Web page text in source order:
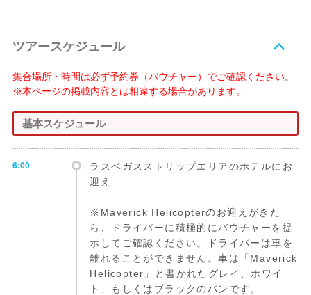
ツアースケジュール
集合場所・時間は必ず予約券（バウチャー）でご確認ください。
※本ページの掲載内容とは相違する場合があります。
基本スケジュール
6:00
ラスベガスストリップエリアのホテルにお
迎え
※Maverick Helicopterのお迎えがきた
ら、ドライバーに積極的にバウチャーを提
示してご確認ください。ドライバーは車を
離れることができません。車は「Maverick
Helicopter」と書かれたグレイ、ホワイ
ト、もしくはブラックのバンです。